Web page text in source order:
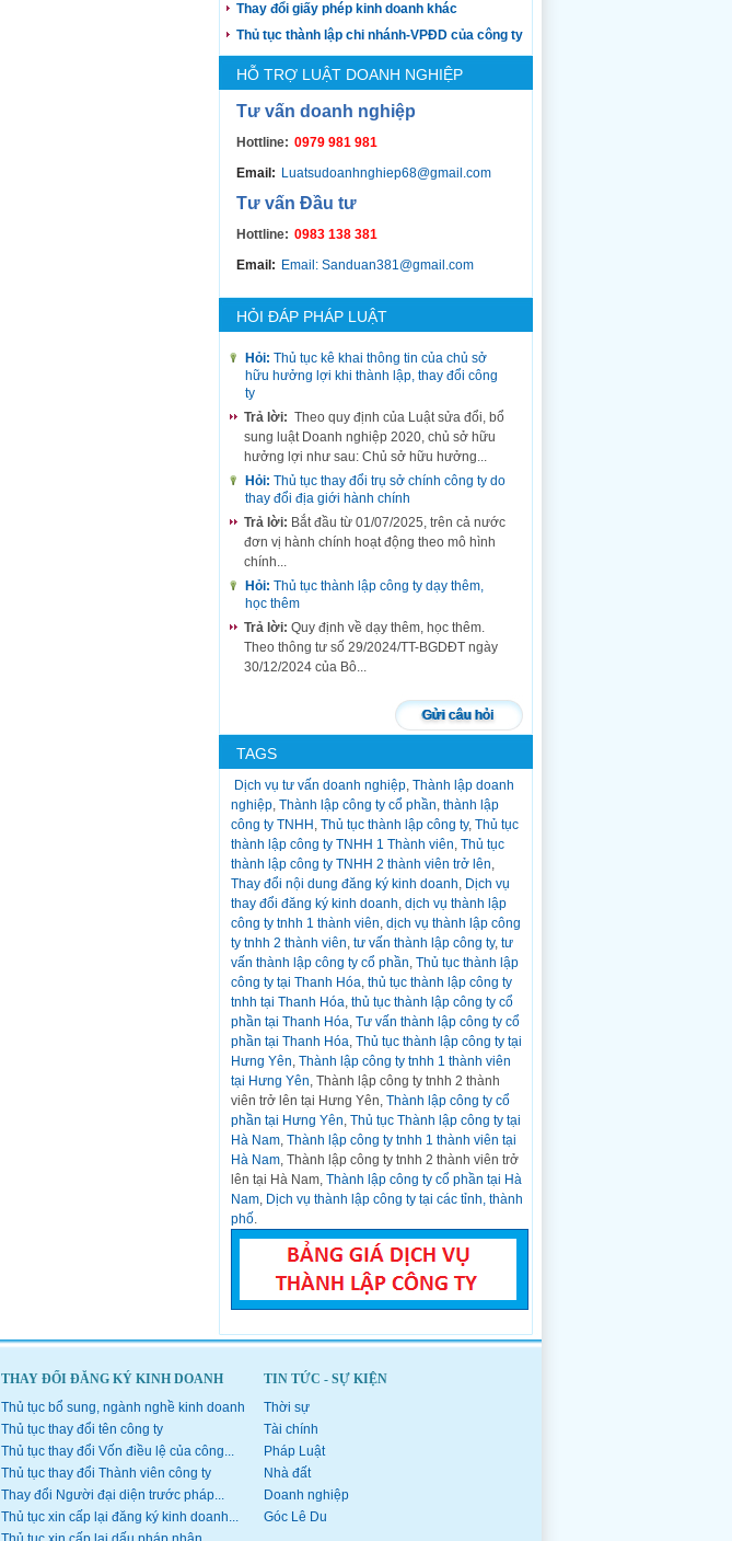
Thay đổi giấy phép kinh doanh khác
Thủ tục thành lập chi nhánh-VPĐD của công ty
HỖ TRỢ LUẬT DOANH NGHIỆP
Tư vấn doanh nghiệp
Hottline: 0979 981 981
Email: Luatsudoanhnghiep68@gmail.com
Tư vấn Đầu tư
Hottline: 0983 138 381
Email: Email: Sanduan381@gmail.com
HỎI ĐÁP PHÁP LUẬT
Hỏi: Thủ tục kê khai thông tin của chủ sở
hữu hưởng lợi khi thành lập, thay đổi công
ty
Trả lời: Theo quy định của Luật sửa đổi, bổ
sung luật Doanh nghiệp 2020, chủ sở hữu
hưởng lợi như sau: Chủ sở hữu hưởng...
Hỏi: Thủ tục thay đổi trụ sở chính công ty do
thay đổi địa giới hành chính
Trả lời: Bắt đầu từ 01/07/2025, trên cả nước
đơn vị hành chính hoạt động theo mô hình
chính...
Hỏi: Thủ tục thành lập công ty dạy thêm,
học thêm
Trả lời: Quy định về dạy thêm, học thêm.
Theo thông tư số 29/2024/TT-BGDĐT ngày
30/12/2024 của Bộ...
tnhh 1 thành viên thành công ty tnhh 2
Trả lời:
tnhh 1 thành viên, công ty cổ phần, công...
Hỏi:Thủ tục giải thể công ty?
Trả lời:Thủ tục giải thể công ty chia làm 3
bước: Bước 1: Soạn hồ sơ đăng Quyết định
giải thể trên cổng...
Hỏi:Thủ tục tạm ngừng hoạt động công ty?
Trả lời:Nhiều công ty trong quá trình hoạt
động kể cả đã hoạt động lâu năm và mới
thành...
Hỏi:Thủ tục thay đổi thông tin người đại
diện theo pháp luật khi thay đổi sang cccd
gắn chíp
Trả lời:Thủ tục thay đổi thông tin của người
đại diện theo pháp luật khi có thay đổi
CCCD gắn chíp...
Hỏi: Nghị định Số: 01/2021/NĐ-CP Về
Đăng ký Doanh nghiệp ngày 04 tháng 01
năm 2021
Trả lời:CHÍNH PHỦ ------- ...
Hỏi:Thành lập công ty kinh doanh bất động
sản tại Thanh Hóa
Trả lời:
doanh bất động sản trên cả nước phát triển
nhanh và bất động...
Mẫu văn bản đăng ký doanh nghiệp,
hộ kinh doanh ban hành kèm theo Thông tư
Trả lời:DANH MỤC CÁC MẪU VĂN BẢN
NGHIỆP, ĐĂNG KÝ HỘ KINH DOANH (Ban
hành...
Hỏi:Mẫu đăng ký doanh nghiệp, hộ kinh
01/2021/TT-BKHĐT
Trả lời: Phụ lục I-1 (Ban hành kèm theo
Thông tư số 01/2021/TT-BKHĐT ngày 16
tháng 03 năm...
Gửi câu hỏi
TAGS
Dịch vụ tư vấn doanh nghiệp, Thành lập doanh
nghiệp, Thành lập công ty cổ phần, thành lập
công ty TNHH , Thủ tục thành lập công ty, Thủ tục
thành lập công ty TNHH 1 Thành viên, Thủ tục
thành lập công ty TNHH 2 thành viên trở lên,
Thay đổi nội dung đăng ký kinh doanh, Dịch vụ
thay đổi đăng ký kinh doanh, dịch vụ thành lập
công ty tnhh 1 thành viên, dịch vụ thành lập công
ty tnhh 2 thành viên, tư vấn thành lập công ty, tư
vấn thành lập công ty cổ phần, Thủ tục thành lập
công ty tại Thanh Hóa, thủ tục thành lập công ty
tnhh tại Thanh Hóa, thủ tục thành lập công ty cổ
phần tại Thanh Hóa, Tư vấn thành lập công ty cổ
phần tại Thanh Hóa, Thủ tục thành lập công ty tại
Hưng Yên, Thành lập công ty tnhh 1 thành viên
tại Hưng Yên, Thành lập công ty tnhh 2 thành
viên trở lên tại Hưng Yên, Thành lập công ty cổ
phần tại Hưng Yên, Thủ tục Thành lập công ty tại
Hà Nam, Thành lập công ty tnhh 1 thành viên tại
Hà Nam, Thành lập công ty tnhh 2 thành viên trở
lên tại Hà Nam, Thành lập công ty cổ phần tại Hà
Nam, Dịch vụ thành lập công ty tại các tỉnh, thành
phố.
THAY ĐỔI ĐĂNG KÝ KINH DOANH
Thủ tục bổ sung, ngành nghề kinh doanh
Thủ tục thay đổi tên công ty
Thủ tục thay đổi Vốn điều lệ của công...
Thủ tục thay đổi Thành viên công ty
Thay đổi Người đại diện trước pháp...
Thủ tục xin cấp lại đăng ký kinh doanh...
TIN TỨC - SỰ KIỆN
Thời sự
Tài chính
Pháp Luật
Nhà đất
Doanh nghiệp
Góc Lê Du